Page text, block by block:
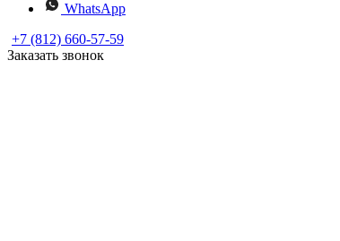
WhatsApp
+7 (812) 660-57-59
Заказать звонок